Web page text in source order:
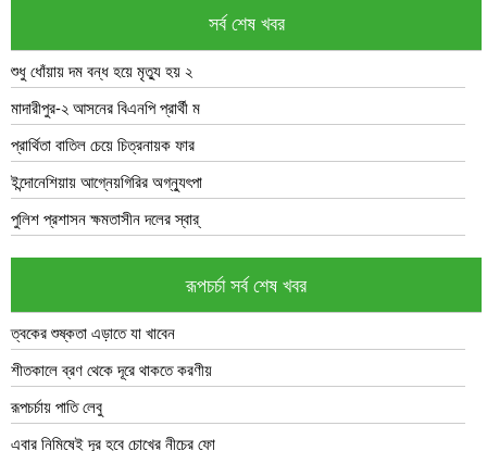
সর্ব শেষ খবর
শুধু ধোঁয়ায় দম বন্ধ হয়ে মৃত্যু হয় ২
মাদারীপুর-২ আসনের বিএনপি প্রার্থী ম
প্রার্থিতা বাতিল চেয়ে চিত্রনায়ক ফার
ইন্দোনেশিয়ায় আগ্নেয়গিরির অগ্ন্যুৎপা
পুলিশ প্রশাসন ক্ষমতাসীন দলের স্বার্
রূপচর্চা সর্ব শেষ খবর
ত্বকের শুষ্কতা এড়াতে যা খাবেন
শীতকালে ব্রণ থেকে দূরে থাকতে করণীয়
রূপচর্চায় পাতি লেবু
এবার নিমিষেই দূর হবে চোখের নীচের ফো